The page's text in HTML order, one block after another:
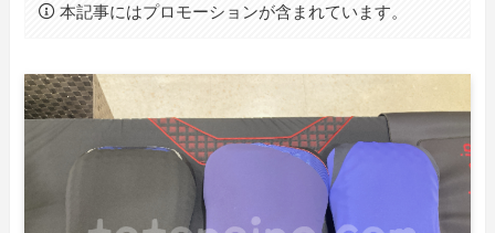
本記事にはプロモーションが含まれています。